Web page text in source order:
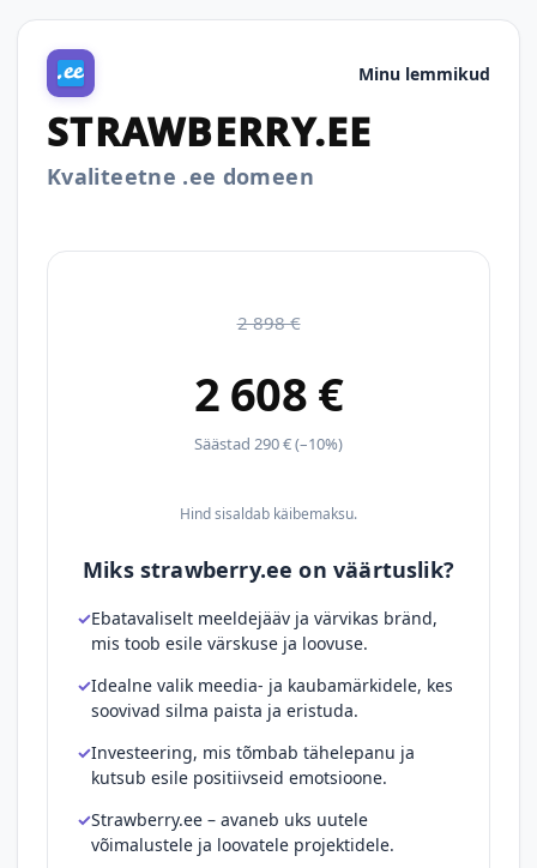
Minu lemmikud
STRAWBERRY.EE
Kvaliteetne .ee domeen
2 898 €
2 608 €
Säästad 290 € (–10%)
Hind sisaldab käibemaksu.
Miks strawberry.ee on väärtuslik?
Ebatavaliselt meeldejääv ja värvikas bränd,
mis toob esile värskuse ja loovuse.
Idealne valik meedia- ja kaubamärkidele, kes
soovivad silma paista ja eristuda.
Investeering, mis tõmbab tähelepanu ja
kutsub esile positiivseid emotsioone.
Strawberry.ee – avaneb uks uutele
võimalustele ja loovatele projektidele.